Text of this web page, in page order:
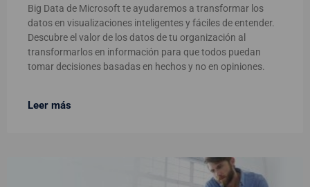
Big Data de Microsoft te ayudaremos a transformar los
datos en visualizaciones inteligentes y fáciles de entender.
Descubre el valor de los datos de tu organización al
transformarlos en información para que todos puedan
tomar decisiones basadas en hechos y no en opiniones.
Leer más